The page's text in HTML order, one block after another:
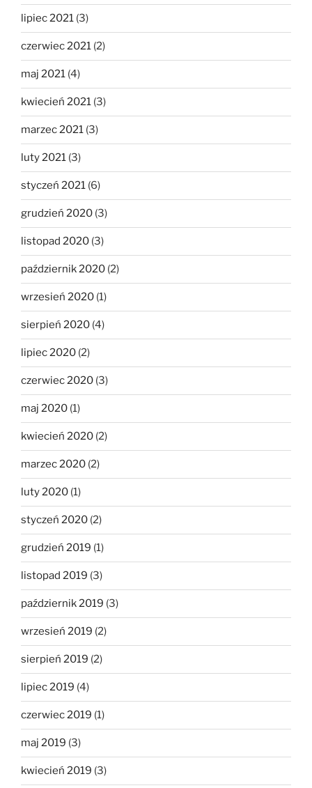
lipiec 2021 (3)
czerwiec 2021 (2)
maj 2021 (4)
kwiecień 2021 (3)
marzec 2021 (3)
luty 2021 (3)
styczeń 2021 (6)
grudzień 2020 (3)
listopad 2020 (3)
październik 2020 (2)
wrzesień 2020 (1)
sierpień 2020 (4)
lipiec 2020 (2)
czerwiec 2020 (3)
maj 2020 (1)
kwiecień 2020 (2)
marzec 2020 (2)
luty 2020 (1)
styczeń 2020 (2)
grudzień 2019 (1)
listopad 2019 (3)
październik 2019 (3)
wrzesień 2019 (2)
sierpień 2019 (2)
lipiec 2019 (4)
czerwiec 2019 (1)
maj 2019 (3)
kwiecień 2019 (3)